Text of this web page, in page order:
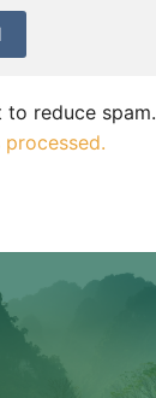
to reduce spam.